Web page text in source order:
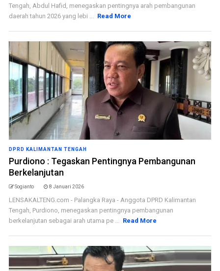
Tengah, Abdul Hafid, menegaskan pentingnya arah pembangunan
daerah tahun 2026 yang lebi ... Read More
DPRD KALIMANTAN TENGAH
Purdiono : Tegaskan Pentingnya Pembangunan
Berkelanjutan
Sogianto 8 Januari 2026
LENSAKALTENG.com - Palangka Raya - Anggota DPRD Kalimantan
Tengah, Purdiono, menegaskan pentingnya pembangunan
berkelanjutan sebagai arah utama pe ... Read More